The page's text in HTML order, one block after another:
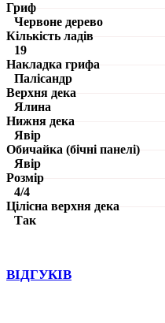
Гриф
Червоне дерево
Кількість ладів
19
Накладка грифа
Палісандр
Верхня дека
Ялина
Нижня дека
Явір
Обичайка (бічні панелі)
Явір
Розмір
4/4
Цілісна верхня дека
Так
ВІДГУКІВ